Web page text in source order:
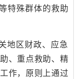
特殊群体的救助
地区财政、应急
、重点救助、精
作，原则上通过